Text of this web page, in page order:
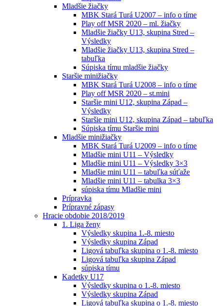
Mladšie žiačky
MBK Stará Turá U2007 – info o tíme
Play off MSR 2020 – ml. žiačky
Mladšie žiačky U13, skupina Stred –
Výsledky
Mladšie žiačky U13, skupina Stred –
tabuľka
Súpiska tímu mladšie žiačky
Staršie minižiačky
MBK Stará Turá U2008 – info o tíme
Play off MSR 2020 – st.mini
Staršie mini U12, skupina Západ –
Výsledky
Staršie mini U12, skupina Západ – tabuľka
Súpiska tímu Staršie mini
Mladšie minižiačky
MBK Stará Turá U2009 – info o tíme
Mladšie mini U11 – Výsledky
Mladšie mini U11 – Výsledky 3×3
Mladšie mini U11 – tabuľka súťaže
Mladšie mini U11 – tabulka 3×3
súpiska tímu Mladšie mini
Prípravka
Prípravné zápasy
Hracie obdobie 2018/2019
1. Liga ženy
Výsledky skupina 1.-8. miesto
Výsledky skupina Západ
Ligová tabuľka skupina o 1.-8. miesto
Ligová tabuľka skupina Západ
súpiska tímu
Kadetky U17
Výsledky skupina o 1.-8. miesto
Výsledky skupina Západ
Ligová tabuľka skupina o 1.-8. miesto